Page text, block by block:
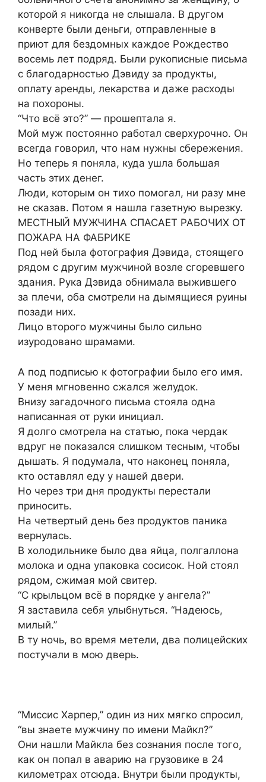
которой я никогда не слышала. В другом
конверте были деньги, отправленные в
приют для бездомных каждое Рождество
восемь лет подряд. Были рукописные письма
с благодарностью Дэвиду за продукты,
оплату аренды, лекарства и даже расходы
на похороны.
“Что всё это?” — прошептала я.
Мой муж постоянно работал сверхурочно. Он
всегда говорил, что нам нужны сбережения.
Но теперь я поняла, куда ушла большая
часть этих денег.
Люди, которым он тихо помогал, ни разу мне
не сказав. Потом я нашла газетную вырезку.
МЕСТНЫЙ МУЖЧИНА СПАСАЕТ РАБОЧИХ ОТ
ПОЖАРА НА ФАБРИКЕ
Под ней была фотография Дэвида, стоящего
рядом с другим мужчиной возле сгоревшего
здания. Рука Дэвида обнимала выжившего
за плечи, оба смотрели на дымящиеся руины
позади них.
Лицо второго мужчины было сильно
изуродовано шрамами.
А под подписью к фотографии было его имя.
У меня мгновенно сжался желудок.
Внизу загадочного письма стояла одна
написанная от руки инициал.
Я долго смотрела на статью, пока чердак
вдруг не показался слишком тесным, чтобы
дышать. Я подумала, что наконец поняла,
кто оставлял еду у нашей двери.
Но через три дня продукты перестали
приносить.
На четвертый день без продуктов паника
вернулась.
В холодильнике было два яйца, полгаллона
молока и одна упаковка сосисок. Ной стоял
рядом, сжимая мой свитер.
“С крыльцом всё в порядке у ангела?”
Я заставила себя улыбнуться. “Надеюсь,
милый.”
В ту ночь, во время метели, два полицейских
постучали в мою дверь.
“Миссис Харпер,” один из них мягко спросил,
“вы знаете мужчину по имени Майкл?”
Они нашли Майкла без сознания после того,
как он попал в аварию на грузовике в 24
километрах отсюда. Внутри были продукты,